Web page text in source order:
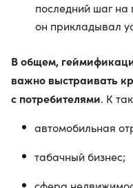
последний шаг на
он прикладывал
В общем,
важно выстраивать
с потребителями. К
автомобильная
табачный бизнес;